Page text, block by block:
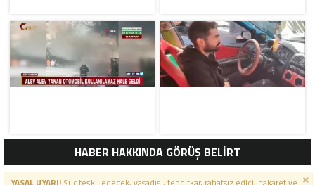
HABER HAKKINDA GÖRÜŞ BELİRT